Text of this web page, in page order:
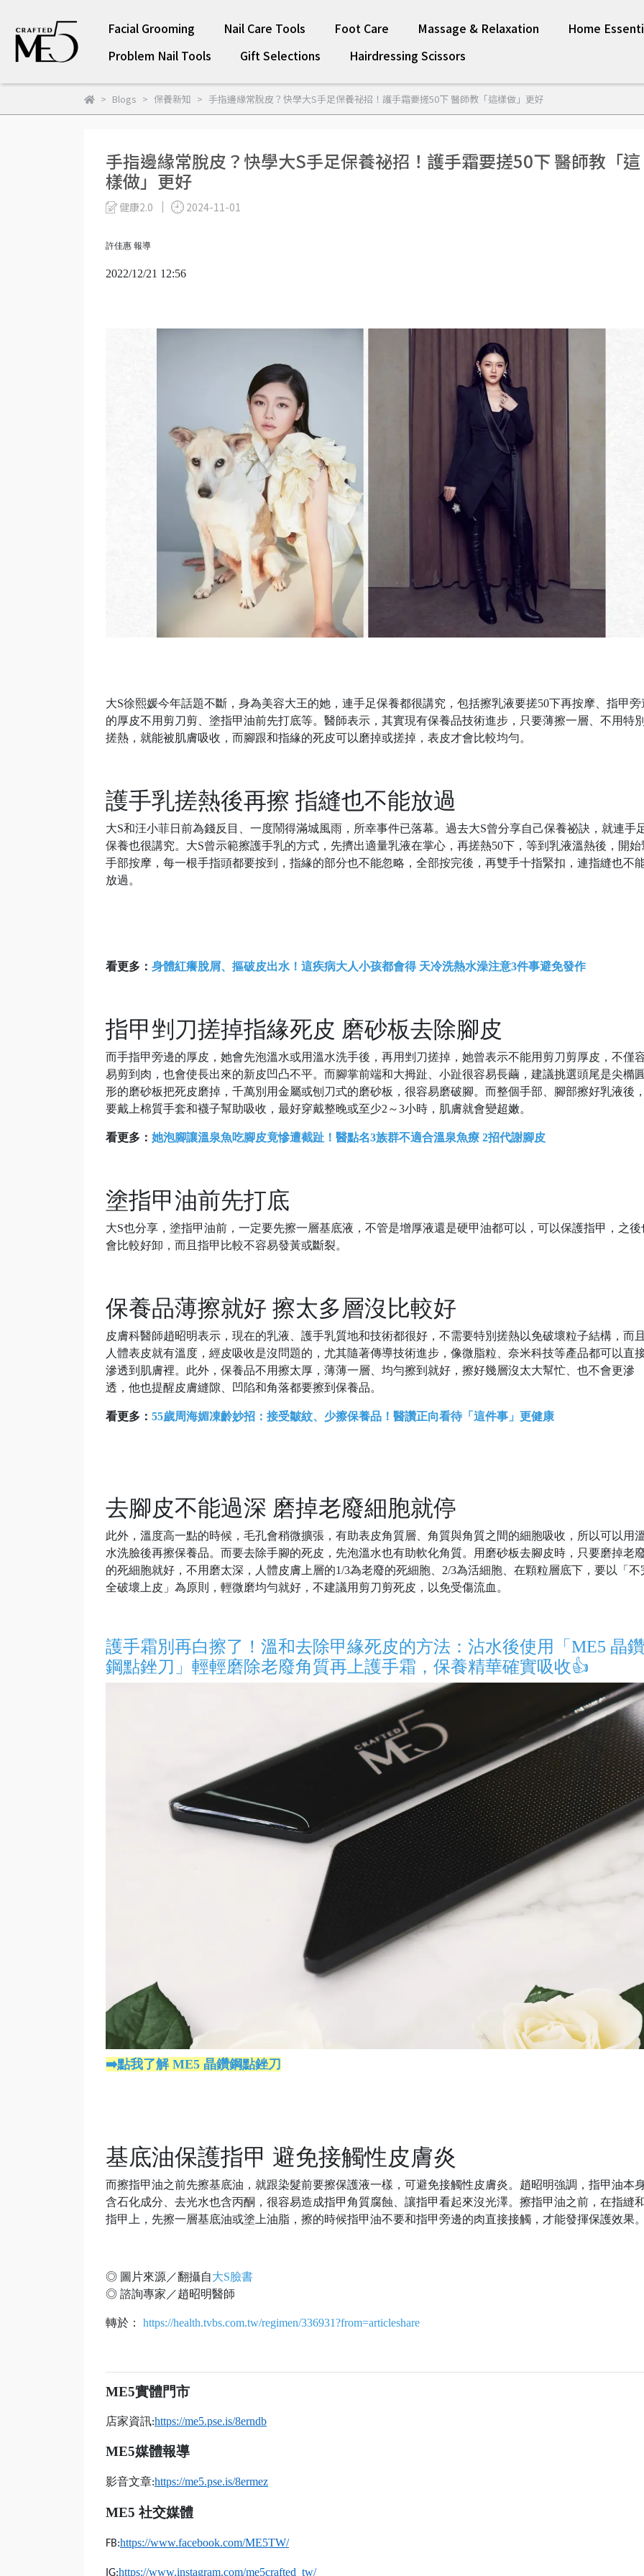
Facial Grooming Nail Care Tools Foot Care Massage & Relaxation
Home
Problem Nail Tools
Gift Selections Hairdressing Scissors
Blogs 保養新知 手指邊緣常脫皮？快學大S手足保養祕招！護手霜要搓50下 醫師教「這樣做」更好
手指邊緣常脫皮？快學大S手足保養祕招！護手霜要搓50下 醫師教「這
樣做」更好
健康2.0 2024-11-01
許佳惠 報導
2022/12/21
大S徐熙媛今年話題不斷，身為美容大王的她，連手足保養都很講究，包括擦乳液要搓50下再按摩、指甲旁
的厚皮不用剪刀剪、塗指甲油前先打底等。醫師表示，其實現有保養品技術進步，只要薄擦一層、不用特
搓熱，就能被肌膚吸收，而腳跟和指緣的死皮可以磨掉或搓掉，表皮才會比較均勻。
護手乳搓熱後再擦 指縫也不能放過
大S和汪小菲日前為錢反目、一度鬧得滿城風雨，所幸事件已落幕。過去大S曾分享自己保養祕訣，就連手
保養也很講究。大S曾示範擦護手乳的方式，先擠出適量乳液在掌心，再搓熱50下，等到乳液溫熱後，開始
手部按摩，每一根手指頭都要按到，指緣的部分也不能忽略，全部按完後，再雙手十指緊扣，連指縫也不
放過。
看更多： 身體紅癢脫屑、摳破皮出水！這疾病大人小孩都會得 天冷洗熱水澡注意3件事避免發作
指甲剉刀搓掉指緣死皮 磨砂板去除腳皮
而手指甲旁邊的厚皮，她會先泡溫水或用溫水洗手後，再用剉刀搓掉，她曾表示不能用剪刀剪厚皮，不僅
易剪到肉，也會使長出來的新皮凹凸不平。而腳掌前端和大拇趾、小趾很容易長繭，建議挑選頭尾是尖橢
形的磨砂板把死皮磨掉，千萬別用金屬或刨刀式的磨砂板，很容易磨破腳。而整個手部、腳部擦好乳液後
要戴上棉質手套和襪子幫助吸收，最好穿戴整晚或至少2～3小時，肌膚就會變超嫩。
看更多： 她泡腳讓溫泉魚吃腳皮竟慘遭截趾！醫點名3族群不適合溫泉魚療 2招代謝腳皮
塗指甲油前先打底
大S也分享，塗指甲油前，一定要先擦一層基底液，不管是增厚液還是硬甲油都可以，可以保護指甲，之後
會比較好卸，而且指甲比較不容易發黃或斷裂。
保養品薄擦就好 擦太多層沒比較好
皮膚科醫師趙昭明表示，現在的乳液、護手乳質地和技術都很好，不需要特別搓熱以免破壞粒子結構，而
人體表皮就有溫度，經皮吸收是沒問題的，尤其隨著傳導技術進步，像微脂粒、奈米科技等產品都可以直
滲透到肌膚裡。此外，保養品不用擦太厚，薄薄一層、均勻擦到就好，擦好幾層沒太大幫忙、也不會更滲
透，他也提醒皮膚縫隙、凹陷和角落都要擦到保養品。
看更多： 55歲周海媚凍齡妙招：接受皺紋、少擦保養品！醫讚正向看待「這件事」更健康
去腳皮不能過深 磨掉老廢細胞就停
此外，溫度高一點的時候，毛孔會稍微擴張，有助表皮角質層、角質與角質之間的細胞吸收，所以可以用
水洗臉後再擦保養品。而要去除手腳的死皮，先泡溫水也有助軟化角質。用磨砂板去腳皮時，只要磨掉老
的死細胞就好，不用磨太深，人體皮膚上層的1/3為老廢的死細胞、2/3為活細胞、在顆粒層底下，要以「不
全破壞上皮」為原則，輕微磨均勻就好，不建議用剪刀剪死皮，以免受傷流血。
護手霜別再白擦了！溫和去除甲緣死皮的方法：沾水後使用「ME5 晶鑽
鋼點銼刀」輕輕磨除老廢角質再上護手霜，保養精華確實吸收👍
➡️點我了解 ME5 晶鑽鋼點銼刀
基底油保護指甲 避免接觸性皮膚炎
而擦指甲油之前先擦基底油，就跟染髮前要擦保護液一樣，可避免接觸性皮膚炎。趙昭明強調，指甲油本
含石化成分、去光水也含丙酮，很容易造成指甲角質腐蝕、讓指甲看起來沒光澤。擦指甲油之前，在指縫
指甲上，先擦一層基底油或塗上油脂，擦的時候指甲油不要和指甲旁邊的肉直接接觸，才能發揮保護效果
◎ 圖片來源／翻攝自大S臉書
◎ 諮詢專家／趙昭明醫師
轉於： https://health.tvbs.com.tw/regimen/336931?from=articleshare
ME5實體門市
店家資訊:https://me5.pse.is/8erndb
ME5媒體報導
影音文章:https://me5.pse.is/8ermez
ME5 社交媒體
FB:https://www.facebook.com/ME5TW/
IG:https://www.instagram.com/me5crafted_tw/